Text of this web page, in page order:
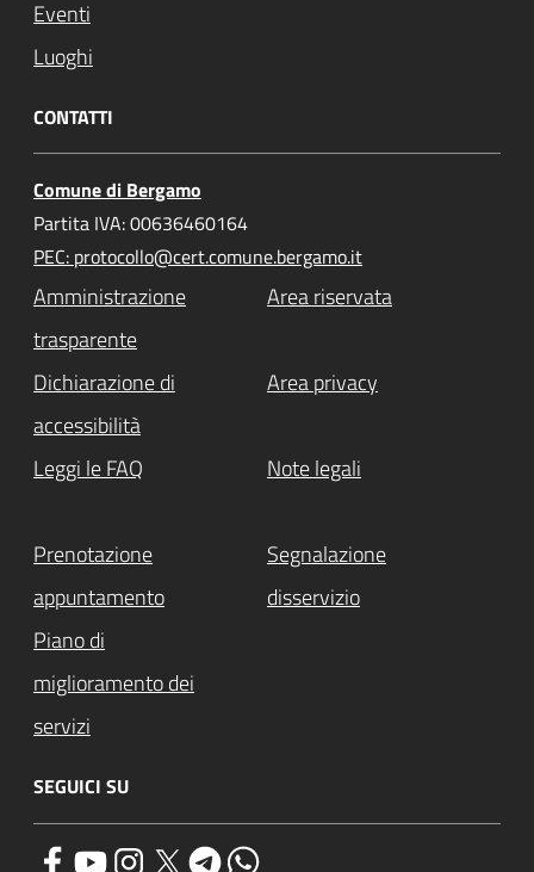
Eventi
Luoghi
CONTATTI
Comune di Bergamo
Partita IVA: 00636460164
PEC: protocollo@cert.comune.bergamo.it
Amministrazione
trasparente
Area riservata
Dichiarazione di
accessibilità
Area privacy
Leggi le FAQ Note legali
Prenotazione
appuntamento
Segnalazione
disservizio
Piano di
miglioramento dei
servizi
SEGUICI SU